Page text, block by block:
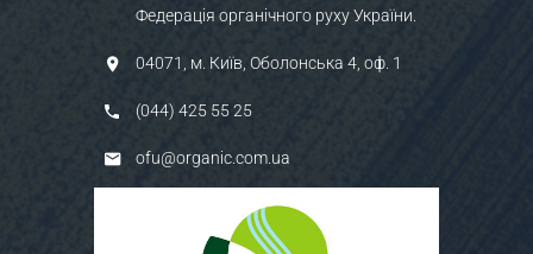
Федерація органічного руху України.
04071, м. Київ, Оболонська 4, оф. 1
(044) 425 55 25
ofu@organic.com.ua